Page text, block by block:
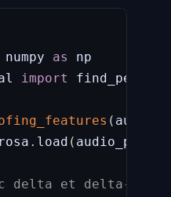
numpy as
import find_peaks
(
. load ( audio_path
delta et delta-